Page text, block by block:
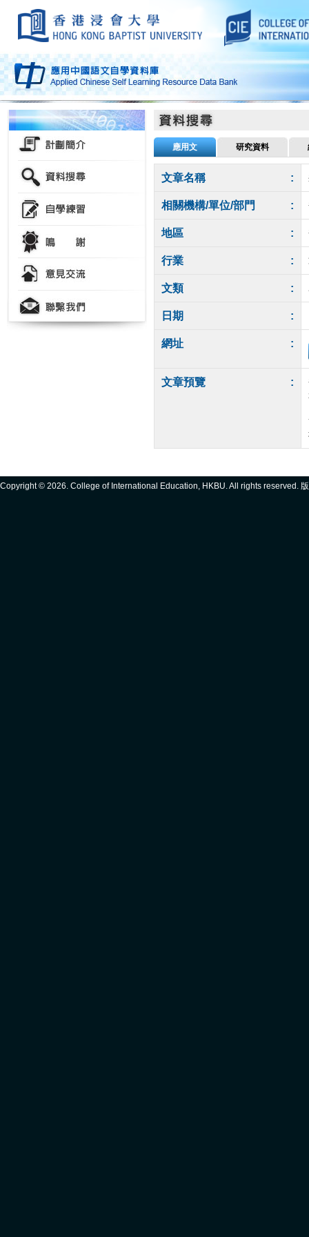
應用文 研究資料
文章名稱 :
相關機構/單位/部門 :
地區 :
行業 :
文類 :
日期 :
網址 :
文章預覽 :
Copyright © 2026. College of International Education, HKBU. All rights reserved.